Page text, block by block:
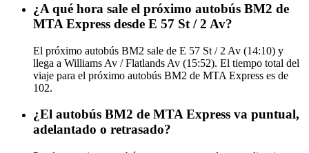
¿A qué hora sale el próximo autobús BM2 de
MTA Express desde E 57 St / 2 Av?
El próximo autobús BM2 sale de E 57 St / 2 Av (14:10) y
llega a Williams Av / Flatlands Av (15:52). El tiempo total del
viaje para el próximo autobús BM2 de MTA Express es de
102.
¿El autobús BM2 de MTA Express va puntual,
adelantado o retrasado?